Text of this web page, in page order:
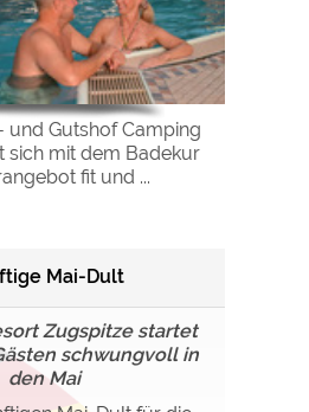
und Gutshof Camping
sich mit dem Badekur
fit und ...
Mai-Dult
Zugspitze startet
schwungvoll in
den Mai